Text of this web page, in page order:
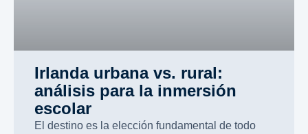
Irlanda urbana vs. rural:
análisis para la inmersión
escolar
El destino es la elección fundamental de todo